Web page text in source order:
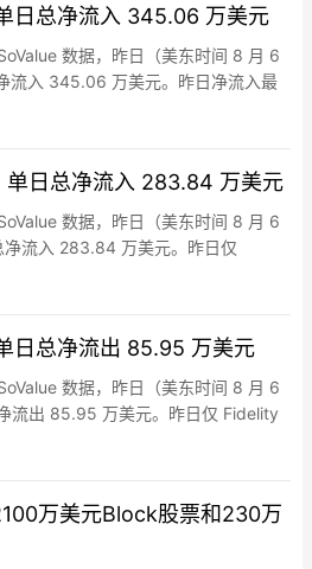
日总净流入 345.06 万美元
数据，昨日（美东时间 8 月 6
流入 345.06 万美元。昨日净流入最
XRP ETF(XRP)，单日净流入
净流入达 5.10 亿美元。其次为
单日总净流入 283.84 万美元
数据，昨日（美东时间 8 月 6
净流入 283.84 万美元。昨日仅
净流入，单日净流入 283.84 万
亿美元。截至发稿前，HYPE 现货
日总净流出 85.95 万美元
数据，昨日（美东时间 8 月 6
流出 85.95 万美元。昨日仅 Fidelity
流出，单日净流出 85.95 万美元，目
元。截至发稿前，SOL 现货 ETF 总资
万美元Block股票和230万